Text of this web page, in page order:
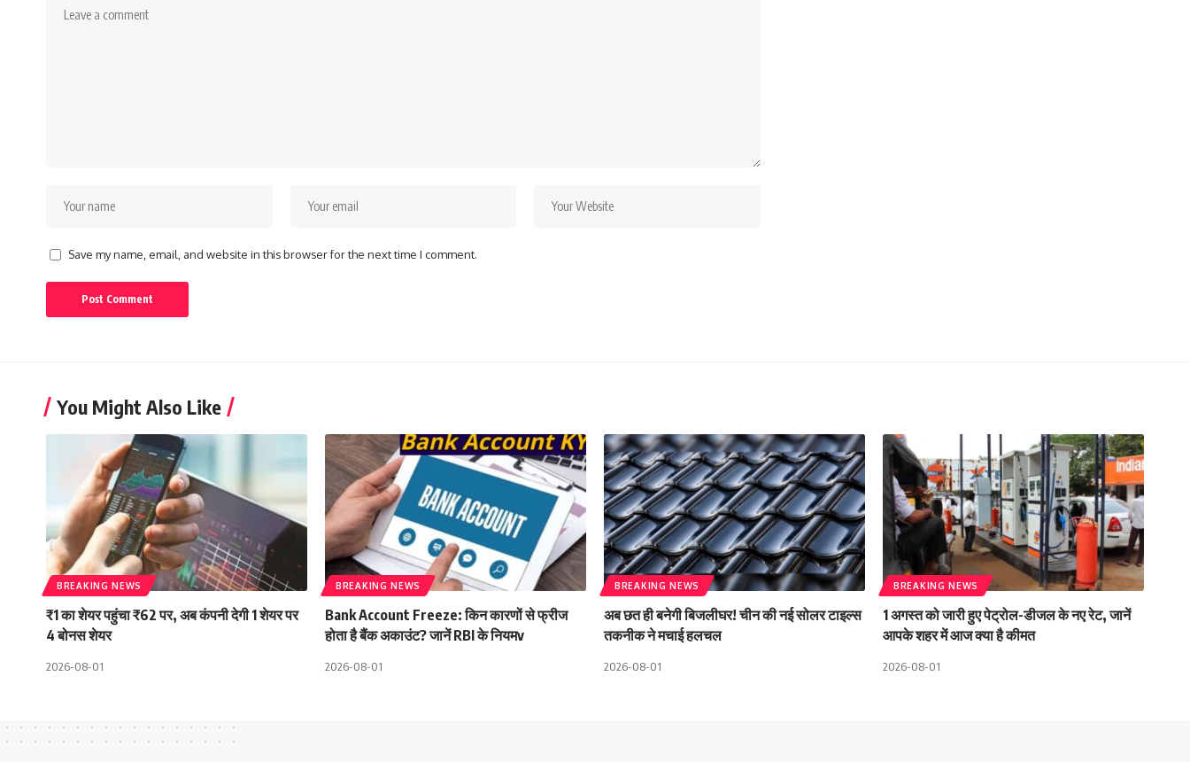
Save my name, email, and website in this browser for the next time I comment.
You Might Also Like
BREAKING NEWS
₹1 का शेयर पहुंचा ₹62 पर, अब कंपनी देगी 1 शेयर पर
4 बोनस शेयर
2026-08-01
BREAKING NEWS
Bank Account Freeze: किन कारणों से फ्रीज
होता है बैंक अकाउंट? जानें RBI के नियमv
2026-08-01
BREAKING NEWS
अब छत ही बनेगी बिजलीघर! चीन की नई सोलर टाइल्स
तकनीक ने मचाई हलचल
2026-08-01
BREAKING NEWS
1 अगस्त को जारी हुए पेट्रोल-डीजल के नए रेट, जानें
आपके शहर में आज क्या है कीमत
2026-08-01